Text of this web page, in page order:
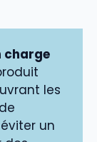
charge
les
un